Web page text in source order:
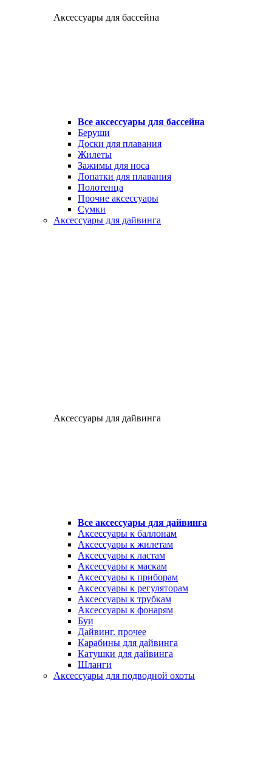
Аксессуары для бассейна
Все аксессуары для бассейна
Беруши
Доски для плавания
Жилеты
Зажимы для носа
Лопатки для плавания
Полотенца
Прочие аксессуары
Сумки
Аксессуары для дайвинга
Аксессуары для дайвинга
Все аксессуары для дайвинга
Аксессуары к баллонам
Аксессуары к жилетам
Аксессуары к ластам
Аксессуары к маскам
Аксессуары к приборам
Аксессуары к регуляторам
Аксессуары к трубкам
Аксессуары к фонарям
Буи
Дайвинг. прочее
Карабины для дайвинга
Катушки для дайвинга
Шланги
Аксессуары для подводной охоты